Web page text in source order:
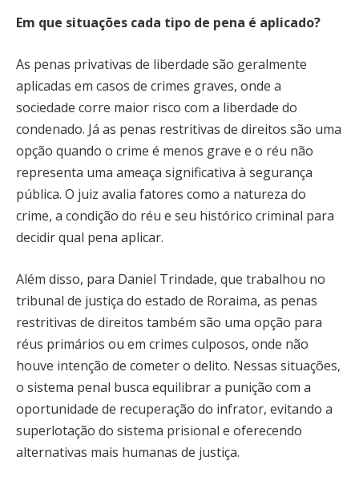
Em que situações cada tipo de pena é aplicado?
As penas privativas de liberdade são geralmente
aplicadas em casos de crimes graves, onde a
sociedade corre maior risco com a liberdade do
condenado. Já as penas restritivas de direitos são uma
opção quando o crime é menos grave e o réu não
representa uma ameaça significativa à segurança
pública. O juiz avalia fatores como a natureza do
crime, a condição do réu e seu histórico criminal para
decidir qual pena aplicar.
Além disso, para Daniel Trindade, que trabalhou no
tribunal de justiça do estado de Roraima, as penas
restritivas de direitos também são uma opção para
réus primários ou em crimes culposos, onde não
houve intenção de cometer o delito. Nessas situações,
o sistema penal busca equilibrar a punição com a
oportunidade de recuperação do infrator, evitando a
superlotação do sistema prisional e oferecendo
alternativas mais humanas de justiça.